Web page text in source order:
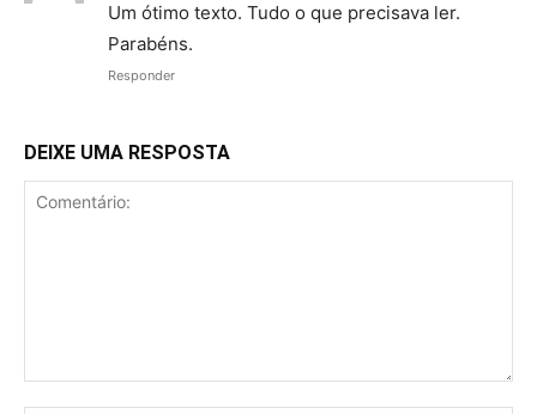
Um ótimo texto. Tudo o que precisava ler.
Parabéns.
Responder
DEIXE UMA RESPOSTA